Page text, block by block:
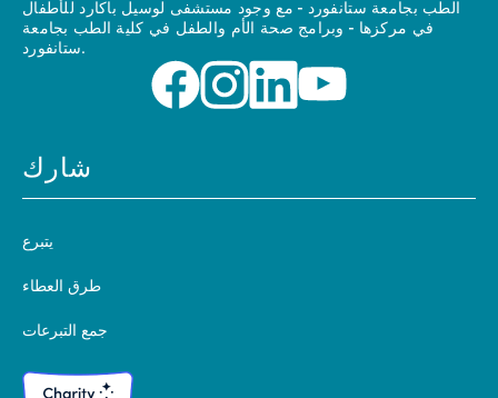
الطب بجامعة ستانفورد - مع وجود مستشفى لوسيل باكارد للأطفال
في مركزها - وبرامج صحة الأم والطفل في كلية الطب بجامعة
ستانفورد.
شارك
يتبرع
طرق العطاء
جمع التبرعات